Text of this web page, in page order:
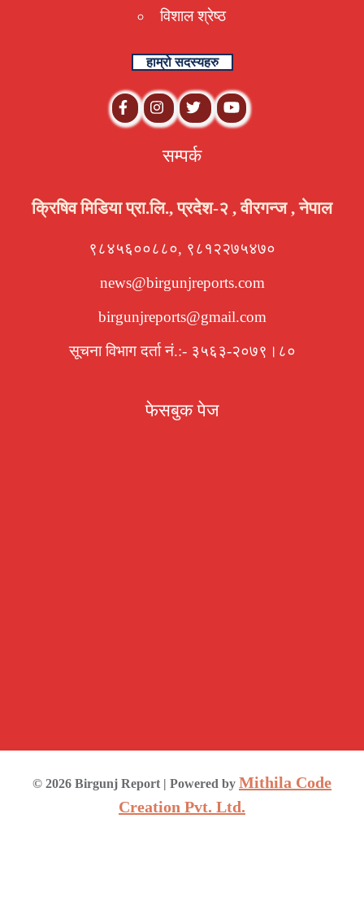
विशाल श्रेष्ठ
हाम्रो सदस्यहरु
सम्पर्क
क्रिषिव मिडिया प्रा.लि., प्रदेश-२ , वीरगन्ज , नेपाल
९८४५६००८८०, ९८१२२७५४७०
news@birgunjreports.com
birgunjreports@gmail.com
सूचना विभाग दर्ता नं.:- ३५६३-२०७९।८०
फेसबुक पेज
© 2026 Birgunj Report | Powered by Mithila Code
Creation Pvt. Ltd.